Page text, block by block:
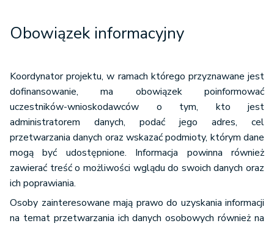
Obowiązek informacyjny
Koordynator projektu, w ramach którego przyznawane jest
dofinansowanie, ma obowiązek poinformować
uczestników-wnioskodawców o tym, kto jest
administratorem danych, podać jego adres, cel
przetwarzania danych oraz wskazać podmioty, którym dane
mogą być udostępnione. Informacja powinna również
zawierać treść o możliwości wglądu do swoich danych oraz
ich poprawiania.
Osoby zainteresowane mają prawo do uzyskania informacji
na temat przetwarzania ich danych osobowych również na